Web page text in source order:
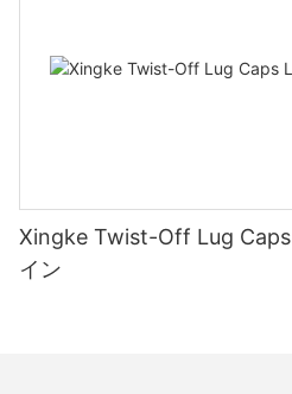
Xingke Twist-Off Lug Caps
イン